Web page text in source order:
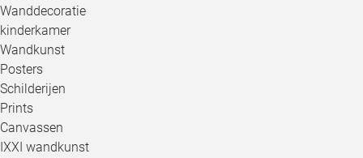
Wanddecoratie
kinderkamer
Wandkunst
Posters
Schilderijen
Prints
Canvassen
IXXI wandkunst